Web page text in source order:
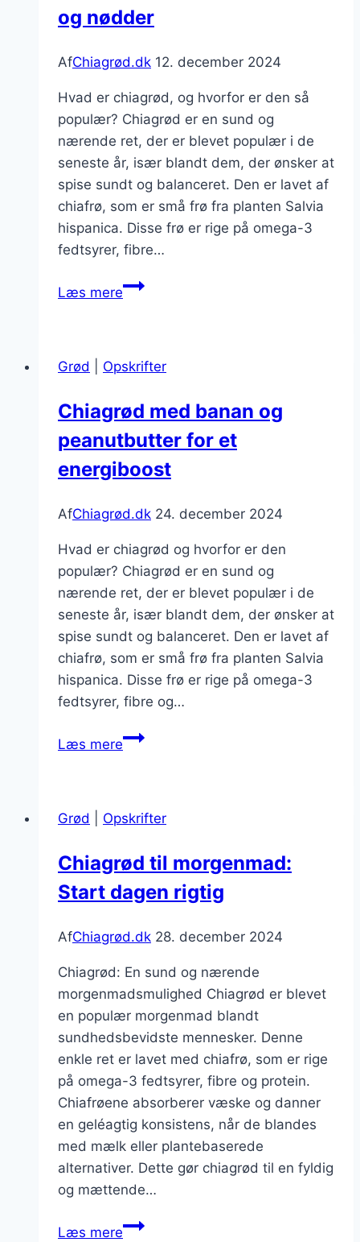
og nødder
AfChiagrød.dk 12. december 2024
Hvad er chiagrød, og hvorfor er den så
populær? Chiagrød er en sund og
nærende ret, der er blevet populær i de
seneste år, især blandt dem, der ønsker at
spise sundt og balanceret. Den er lavet af
chiafrø, som er små frø fra planten Salvia
hispanica. Disse frø er rige på omega-3
fedtsyrer, fibre…
Læs mereChiagrød
og
Grød Opskrifter
Chiagrød med banan og
peanutbutter for et
energiboost
AfChiagrød.dk 24. december 2024
Hvad er chiagrød og hvorfor er den
populær? Chiagrød er en sund og
nærende ret, der er blevet populær i de
seneste år, især blandt dem, der ønsker at
spise sundt og balanceret. Den er lavet af
chiafrø, som er små frø fra planten Salvia
hispanica. Disse frø er rige på omega-3
fedtsyrer, fibre og…
Læs mereChiagrød
peanutbutter
et
energiboost
Grød Opskrifter
Chiagrød til morgenmad:
Start dagen rigtig
AfChiagrød.dk 28. december 2024
Chiagrød: En sund og nærende
morgenmadsmulighed Chiagrød er blevet
en populær morgenmad blandt
sundhedsbevidste mennesker. Denne
enkle ret er lavet med chiafrø, som er rige
på omega-3 fedtsyrer, fibre og protein.
Chiafrøene absorberer væske og danner
en geléagtig konsistens, når de blandes
med mælk eller plantebaserede
alternativer. Dette gør chiagrød til en fyldig
og mættende…
Læs mereChiagrød